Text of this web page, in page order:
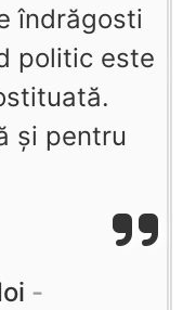
îndrăgosti
politic este
şi pentru